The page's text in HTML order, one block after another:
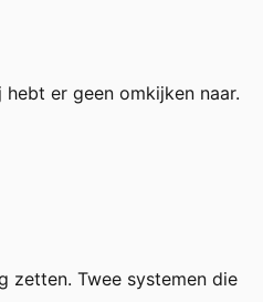
er geen omkijken naar.
zetten. Twee systemen die